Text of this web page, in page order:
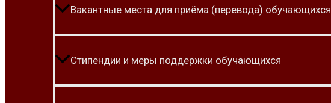
Вакантные места для приёма (перевода) обучающихся
Стипендии и меры поддержки обучающихся